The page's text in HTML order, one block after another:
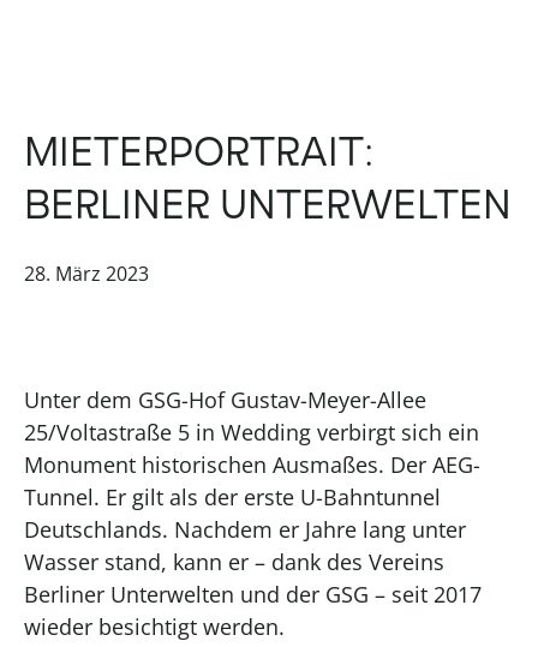
MIETERPORTRAIT:
BERLINER UNTERWELTEN
28. März 2023
Unter dem GSG-Hof Gustav-Meyer-Allee
25/Voltastraße 5 in Wedding verbirgt sich ein
Monument historischen Ausmaßes. Der AEG-
Tunnel. Er gilt als der erste U-Bahntunnel
Deutschlands. Nachdem er Jahre lang unter
Wasser stand, kann er – dank des Vereins
Berliner Unterwelten und der GSG – seit 2017
wieder besichtigt werden.